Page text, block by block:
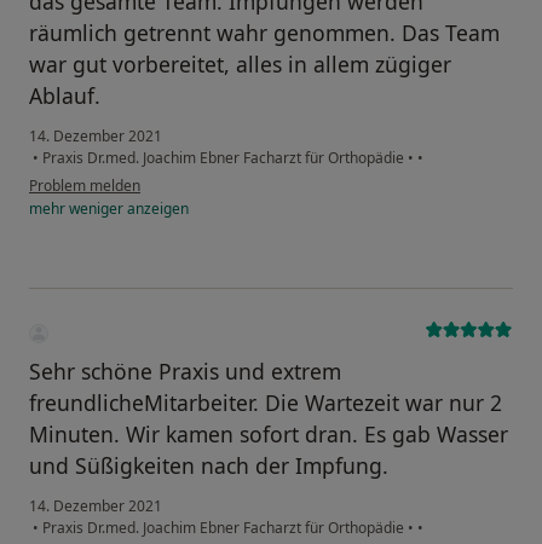
räumlich getrennt wahr genommen. Das Team
war gut vorbereitet, alles in allem zügiger
Ablauf.
14. Dezember 2021
• Praxis Dr.med. Joachim Ebner Facharzt für Orthopädie • •
Problem melden
mehrwenigeranzeigen
Sehr schöne Praxis und extrem
freundlicheMitarbeiter. Die Wartezeit war nur 2
Minuten. Wir kamen sofort dran. Es gab Wasser
und Süßigkeiten nach der Impfung.
14. Dezember 2021
• Praxis Dr.med. Joachim Ebner Facharzt für Orthopädie • •